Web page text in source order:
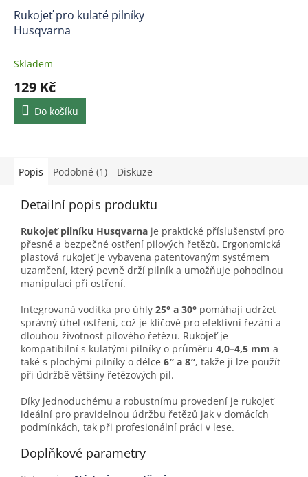
Rukojeť pro kulaté pilníky
Husqvarna
Skladem
129 Kč
Do košíku
Popis Podobné (1) Diskuze
Detailní popis produktu
Rukojeť pilníku Husqvarna je praktické příslušenství pro
přesné a bezpečné ostření pilových řetězů. Ergonomická
plastová rukojeť je vybavena patentovaným systémem
uzamčení, který pevně drží pilník a umožňuje pohodlnou
manipulaci při ostření.
Integrovaná vodítka pro úhly 25° a 30° pomáhají udržet
správný úhel ostření, což je klíčové pro efektivní řezání a
dlouhou životnost pilového řetězu. Rukojeť je
kompatibilní s kulatými pilníky o průměru 4,0–4,5 mm a
také s plochými pilníky o délce 6″ a 8″, takže ji lze použít
při údržbě většiny řetězových pil.
Díky jednoduchému a robustnímu provedení je rukojeť
ideální pro pravidelnou údržbu řetězů jak v domácích
podmínkách, tak při profesionální práci v lese.
Doplňkové parametry